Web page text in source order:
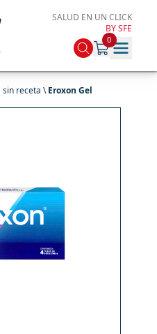
SALUD EN UN CLICK
BY SFE
0
sin receta \Eroxon Gel